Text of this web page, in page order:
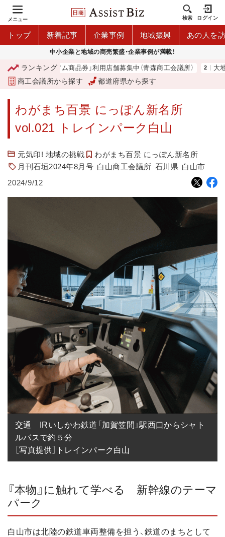
メニュー 検索 ログイン
トップ 新着記事 企業事例 地域振興 あの人を
中小企業と地域の商売繁盛・企業事例が満載！
ランキング
青森市プレミアム商品券」利用店舗募集中（青森商工会議所） 大地は
商工会議所から探す 都道府県から探す
わがまち百景 にっぽん新名所
vol.021 トレインパーク白山
元気印! 地域の挑戦
わがまち百景 にっぽん新名所
月刊石垣2024年8月号 白山商工会議所 石川県 白山市
2024/9/12
交通　IRいしかわ鉄道「加賀笠間」駅西口からシャト
ルバスで約５分
［写真提供］トレインパーク白山
『本物』に触れて学べる 新幹線のテーマ
パーク
白山市は北陸の鉄道車両整備を担う、鉄道のまちとして